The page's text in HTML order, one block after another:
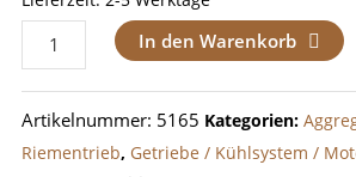
Spannrolle
Klimaanlage
1HZ
/
1HD-
In den Warenkorb
Artikelnummer: 5165 Kategorien:
Riementrieb, Getriebe / Kühlsystem /